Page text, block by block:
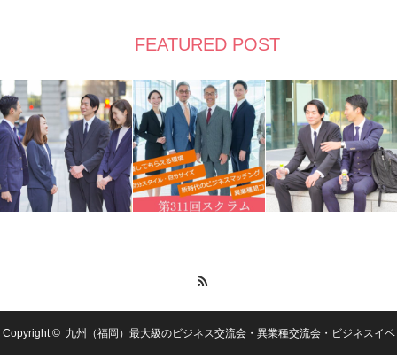
FEATURED POST
Copyright © 九州（福岡）最大級のビジネス交流会・異業種交流会・ビジネスイベ